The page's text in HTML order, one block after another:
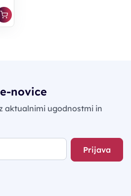
novice
aktualnimi ugodnostmi in
Prijava